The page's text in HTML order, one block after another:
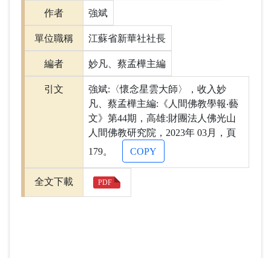
作者 強斌
單位職稱 江蘇省新華社社長
編者 妙凡、蔡孟樺主編
引文
強斌:〈懷念星雲大師〉，收入妙
凡、蔡孟樺主編:《人間佛教學報‧藝
文》第44期，高雄:財團法人佛光山
人間佛教研究院，2023年 03月，頁
179。
COPY
全文下載 PDF